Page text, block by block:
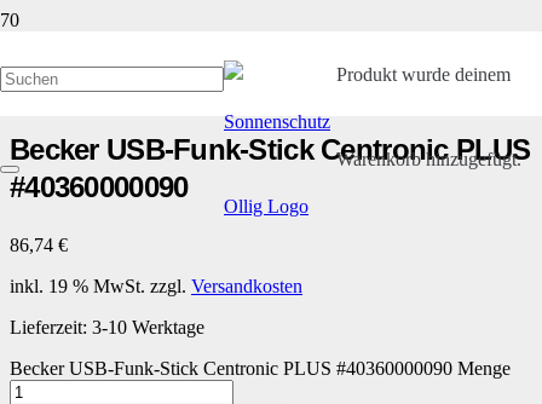
Produktwurde deinem
Warenkorb hinzugefügt.
Start/Kleinteile und Ersatzteile/Becker Steuerungen
/ Becker USB-Funk-Stick
Centronic PLUS #40360000090
Becker USB-Funk-Stick Centronic PLUS
#40360000090
86,74 €
inkl. 19 % MwSt. zzgl. Versandkosten
Lieferzeit: 3-10 Werktage
Becker USB-Funk-Stick Centronic PLUS #40360000090 Menge